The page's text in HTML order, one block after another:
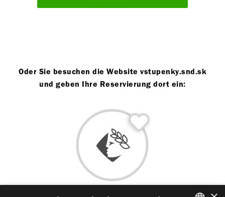
Oder Sie besuchen die Website vstupenky.snd.sk
und geben Ihre Reservierung dort ein: